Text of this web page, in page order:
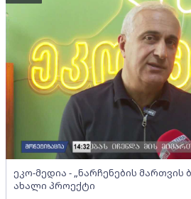
ეკო-მედია - „ნარჩენების მართვის
ახალი პროექტი